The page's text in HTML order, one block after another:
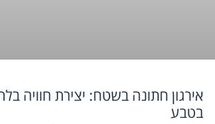
אירגון חתונה בשטח: יצירת חוויה
בטבע